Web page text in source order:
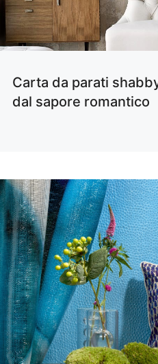
Carta da parati
dal sapore romantico